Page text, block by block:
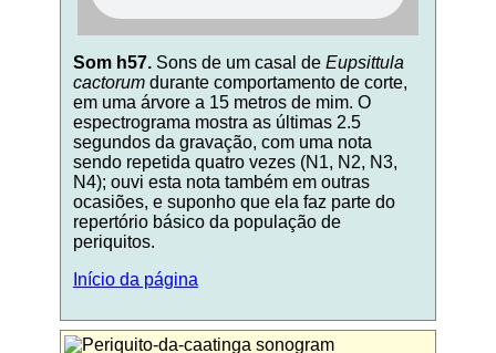
Som h57.Sons de um casal de Eupsittula
cactorumdurante comportamento de corte,
em uma árvore a 15 metros de mim. O
espectrograma mostra as últimas 2.5
segundos da gravação, com uma nota
sendo repetida quatro vezes (N1, N2, N3,
N4); ouvi esta nota também em outras
ocasiões, e suponho que ela faz parte do
repertório básico da população de
periquitos.
Início da página